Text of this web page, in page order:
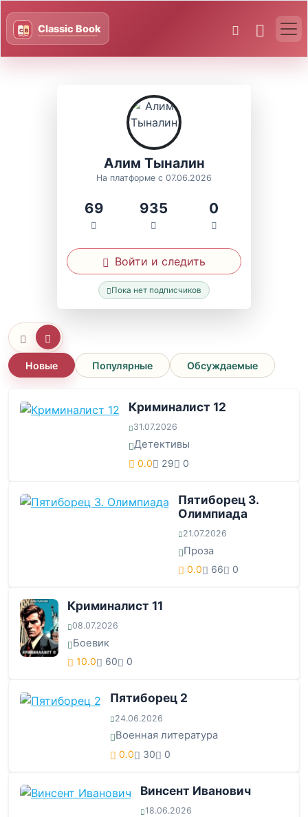
Алим Тыналин
На платформе с 07.06.2026
69 935 0
Войти и следить
Пока нет подписчиков
Новые Популярные Обсуждаемые
Криминалист 12
31.07.2026
Детективы
0.0 29 0
Пятиборец 3.
Олимпиада
21.07.2026
Проза
0.0 66 0
Криминалист 11
08.07.2026
Боевик
10.0 60 0
Пятиборец 2
24.06.2026
Военная литература
0.0 30 0
Винсент Иванович
18.06.2026